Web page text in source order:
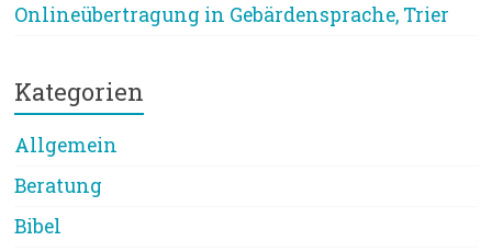
Onlineübertragung in Gebärdensprache, Trier
Kategorien
Allgemein
Beratung
Bibel